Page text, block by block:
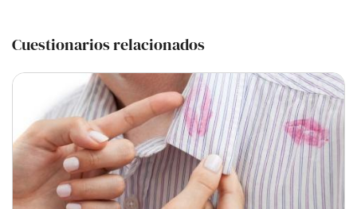
Cuestionarios relacionados